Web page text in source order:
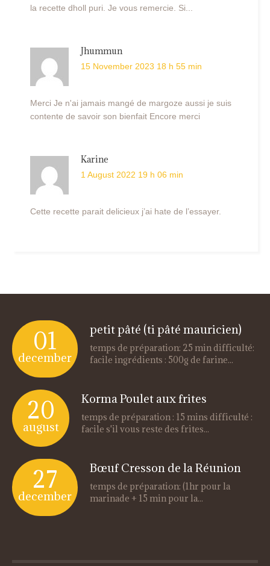
la recette dholl puri. Je vous remercie. Si...
Jhummun
15 November 2023 18 h 55 min
Merci Je n'ai jamais mangé de margoze aussi je suis
contente de savoir son bienfait Encore merci
Karine
1 August 2022 19 h 06 min
Cette recette parait delicieux j’ai hate de l’essayer.
01
december
petit pâté (ti pâté mauricien)
temps de préparation: 25 min difficulté:
facile ingrédients : 500g de farine...
20
august
Korma Poulet aux frites
temps de préparation : 15 mins difficulté :
facile s'il vous reste des frites...
27
december
Bœuf Cresson de la Réunion
temps de préparation: (1hr pour la
marinade + 15 min pour la...